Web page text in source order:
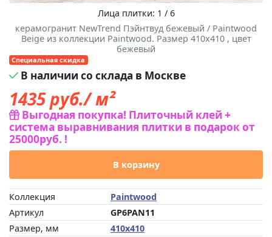
Лица плитки: 1 / 6
керамогранит NewTrend Пэйнтвуд бежевый / Paintwood
Beige из коллекции Paintwood. Размер 410x410 , цвет
бежевый
Специальная скидка
В наличии со склада в Москве
1435руб./ м²
Выгодная покупка! Плиточный клей +
система выравнивания плитки в подарок от
25000руб. !
В корзину
Коллекция
Paintwood
Артикул
GP6PAN11
Размер, мм
410x410